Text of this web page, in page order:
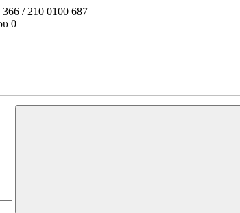
366 / 210 0100 687
0